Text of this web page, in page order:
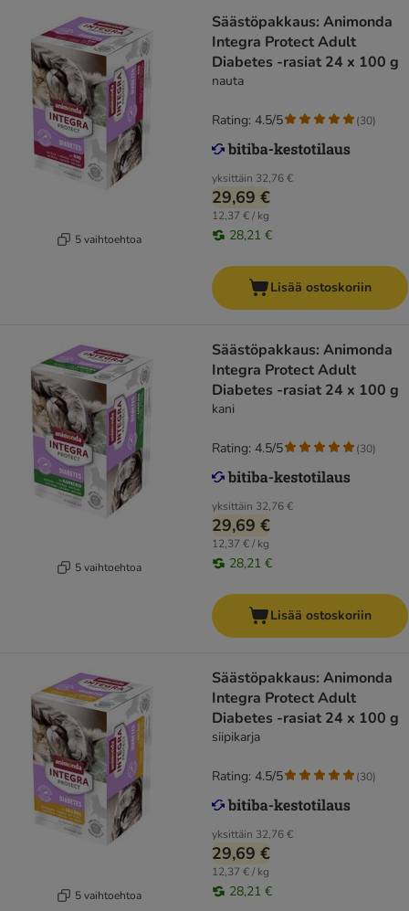
5 vaihtoehtoa
Säästöpakkaus: Animonda
Integra Protect Adult
Diabetes -rasiat 24 x 100 g
nauta
yksittäin 32,76 €
29,69 €
12,37 € / kg
28,21 €
Rating: 4.5/5 (30)
Lisää ostoskoriin
5 vaihtoehtoa
Säästöpakkaus: Animonda
Integra Protect Adult
Diabetes -rasiat 24 x 100 g
kani
yksittäin 32,76 €
29,69 €
12,37 € / kg
28,21 €
Rating: 4.5/5 (30)
Lisää ostoskoriin
5 vaihtoehtoa
Säästöpakkaus: Animonda
Integra Protect Adult
Diabetes -rasiat 24 x 100 g
siipikarja
yksittäin 32,76 €
29,69 €
12,37 € / kg
28,21 €
Rating: 4.5/5 (30)